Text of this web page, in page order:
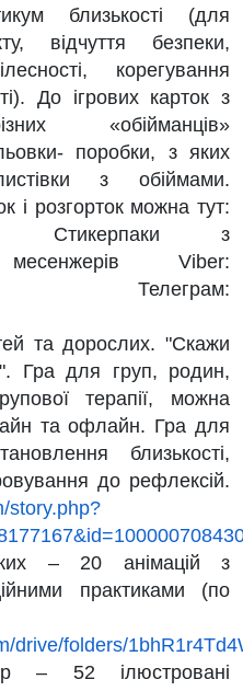
близькості (для
відчуття безпеки,
корегування
До ігрових карток з
«обійманців»
поробки, з яких
з обіймами.
і розгорток можна тут:
Стикерпаки з
месенжерів Viber:
та дорослих. "Скажи
Гра для груп, родин,
терапії, можна
та офлайн. Гра для
близькості,
до рефлексій.
story.php?
– 20 анімацій з
практиками (по
drive/folders/
– 52 ілюстровані